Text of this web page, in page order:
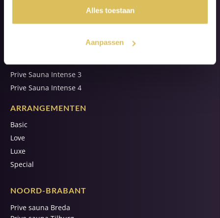
Alles toestaan
Aanpassen
Prive Sauna Intense 3
Prive Sauna Intense 4
ARRANGEMENTEN
Basic
Love
Luxe
Special
NOORD-BRABANT
Prive sauna Breda